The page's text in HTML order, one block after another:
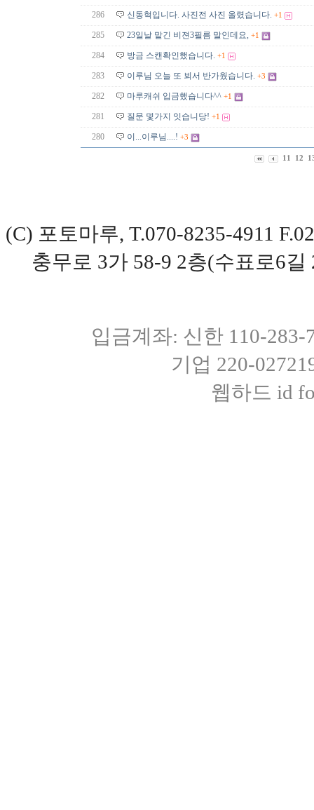
286 신동혁입니다. 사진전 사진 올렸습니다. +1
285 23일날 맡긴 비젼3필름 말인데요, +1
284 방금 스캔확인했습니다. +1
283 이루님 오늘 또 뵈서 반가웠습니다. +3
282 마루캐쉬 입금했습니다^^ +1
281 질문 몇가지 잇습니당! +1
280 이...이루님....! +3
11 12
(C) 포토마루, T.070-8235-4911
충무로 3가 58-9 2층(수표로6
입금계좌: 신한 110-
기업 220-
웹하드 id